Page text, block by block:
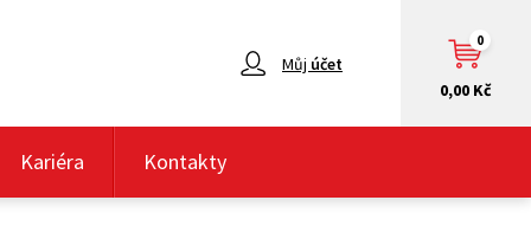
0,00 Kč
0
Můj účet
Kariéra Kontakty